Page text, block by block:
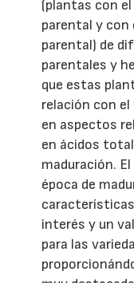
(plantas con
parental y
parental) de
parentales y
que estas
relación con
en aspectos
en ácidos
maduración.
época de
interés y un
para las